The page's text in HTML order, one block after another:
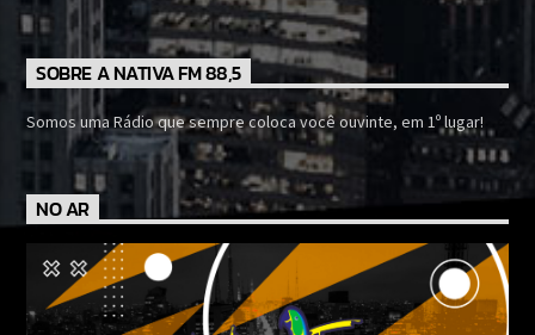
SOBRE A NATIVA FM 88,5
Somos uma Rádio que sempre coloca você ouvinte, em 1º lugar!
NO AR